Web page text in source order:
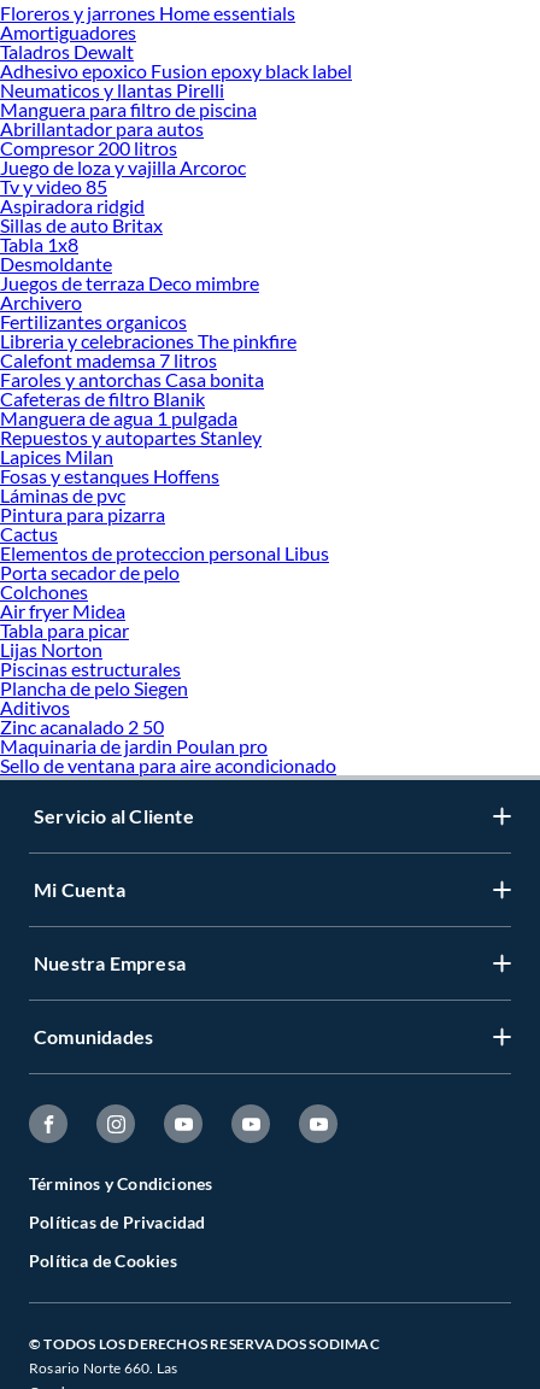
Desde remodelaciones hasta proyectos de decoración, estamos aquí para hacer
tus ideas realidad. ¡Visítanos y encuentra todo lo que tenemos para ofrecerte en
Pasta de pulir!
Explora la variedad de productos de Pasta de pulir en Sodimac
Herramientas, materiales y accesorios de calidad para tus proyectos y
renovación de espacios. ¡Visítanos y descubre todo lo que tenemos para
ofrecerte!
Encuentra una amplia variedad de productos de Pasta de pulir en Sodimac.
Encuentra todo lo necesario para tus proyectos de renovación y decoración.
¡Visítanos y haz tus ideas realidad!
Floreros y jarrones Home essentials
Amortiguadores
Taladros Dewalt
Adhesivo epoxico Fusion epoxy black label
Neumaticos y llantas Pirelli
Manguera para filtro de piscina
Abrillantador para autos
Compresor 200 litros
Juego de loza y vajilla Arcoroc
Tv y video 85
Aspiradora ridgid
Sillas de auto Britax
Tabla 1x8
Desmoldante
Juegos de terraza Deco mimbre
Archivero
Fertilizantes organicos
Libreria y celebraciones The pinkfire
Calefont mademsa 7 litros
Faroles y antorchas Casa bonita
Cafeteras de filtro Blanik
Manguera de agua 1 pulgada
Repuestos y autopartes Stanley
Lapices Milan
Fosas y estanques Hoffens
Láminas de pvc
Pintura para pizarra
Cactus
Elementos de proteccion personal Libus
Porta secador de pelo
Colchones
Air fryer Midea
Tabla para picar
Lijas Norton
Piscinas estructurales
Plancha de pelo Siegen
Aditivos
Zinc acanalado 2 50
Maquinaria de jardin Poulan pro
Sello de ventana para aire acondicionado
Servicio al Cliente
Mi Cuenta
Nuestra Empresa
Comunidades
Términos y Condiciones
Políticas de Privacidad
Política de Cookies
© TODOS LOS DERECHOS RESERVADOS SODIMAC
Rosario Norte 660. Las